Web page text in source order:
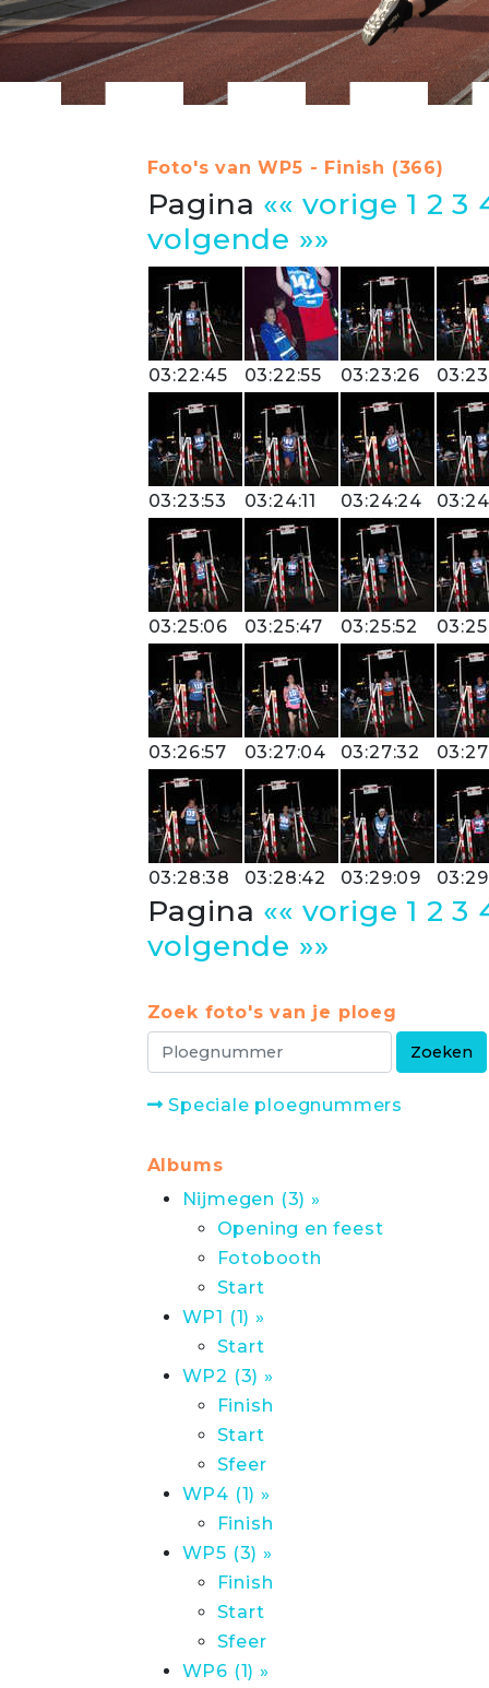
Foto's van WP5 - Finish (366)
Pagina «« vorige 1 2 3
volgende »»
03:22:45 03:22:55 03:23:26
03:23:53 03:24:11 03:24:24
03:25:06 03:25:47 03:25:52
03:26:57 03:27:04 03:27:32
03:28:38 03:28:42 03:29:09
Pagina «« vorige 1 2 3
volgende »»
Zoek foto's van je ploeg
Speciale ploegnummers
Albums
Nijmegen (3) »
Opening en feest
Fotobooth
Start
WP1 (1) »
Start
WP2 (3) »
Finish
Start
Sfeer
WP4 (1) »
Finish
WP5 (3) »
Finish
Start
Sfeer
WP6 (1) »